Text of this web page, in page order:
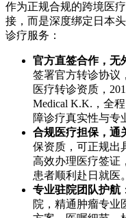
作为正规合规的跨境医
接，而是深度绑定日本
诊疗服务：
官方直签合作，无
签署官方转诊协议
医疗转诊资质，
Medical K.K.，全
障诊疗真实性与专
合规医疗担保，通
保资质，可正规出
高效办理医疗签证
患者顺利赴日就医。
专业驻院团队护航
院，精通肿瘤专业